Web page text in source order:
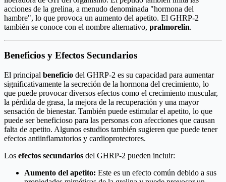
acciones de la grelina, a menudo denominada "hormona del
hambre", lo que provoca un aumento del apetito. El GHRP-2
también se conoce con el nombre alternativo, pralmorelin.
Beneficios y Efectos Secundarios
El principal beneficio del GHRP-2 es su capacidad para aumentar
significativamente la secreción de la hormona del crecimiento, lo
que puede provocar diversos efectos como el crecimiento muscular,
la pérdida de grasa, la mejora de la recuperación y una mayor
sensación de bienestar. También puede estimular el apetito, lo que
puede ser beneficioso para las personas con afecciones que causan
falta de apetito. Algunos estudios también sugieren que puede tener
efectos antiinflamatorios y cardioprotectores.
Los efectos secundarios del GHRP-2 pueden incluir:
Aumento del apetito: Este es un efecto común debido a sus